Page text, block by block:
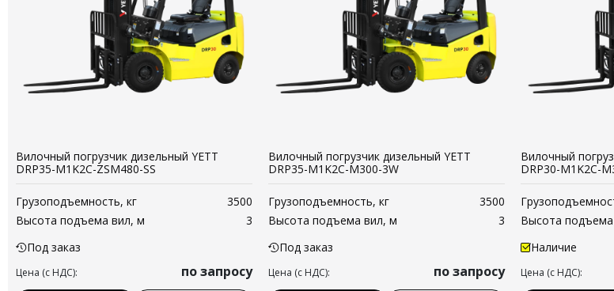
Вилочный погрузчик дизельный YETT
DRP35-M1K2C-ZSM480-SS
Грузоподъемность, кг
3500
Высота подъема вил, м
3
Под заказ
Цена (с НДС): по запросу
Вилочный погрузчик дизельный YETT
DRP35-M1K2C-M300-3W
Грузоподъемность, кг
3500
Высота подъема вил, м
3
Под заказ
Цена (с НДС): по запросу
Вилочный
DRP30-M1K2C-
Высота
Наличие
Цена (с НДС):